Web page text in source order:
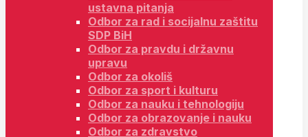
ustavna pitanja
Odbor za rad i socijalnu zaštitu
SDP BiH
Odbor za pravdu i državnu
upravu
Odbor za okoliš
Odbor za sport i kulturu
Odbor za nauku i tehnologiju
Odbor za obrazovanje i nauku
Odbor za zdravstvo